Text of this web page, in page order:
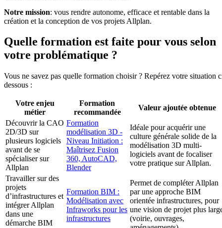
Notre mission: vous rendre autonome, efficace et rentable dans la
création et la conception de vos projets Allplan.
Quelle formation est faite pour vous selon
votre problématique ?
Vous ne savez pas quelle formation choisir ? Repérez votre situation
dessous :
Votre enjeu
métier
Formation
recommandée
Valeur ajoutée obtenue
Découvrir la CAO
2D/3D sur
plusieurs logiciels
avant de se
spécialiser sur
Allplan
Formation
modélisation 3D -
Niveau Initiation :
Maîtrisez Fusion
360, AutoCAD,
Blender
Idéale pour acquérir une
culture générale solide de la
modélisation 3D multi-
logiciels avant de focaliser
votre pratique sur Allplan.
Travailler sur des
projets
d’infrastructures et
intégrer Allplan
dans une
démarche BIM
Formation BIM :
Modélisation avec
Infraworks pour les
infrastructures
Permet de compléter Allplan
par une approche BIM
orientée infrastructures, pour
une vision de projet plus
(voirie, ouvrages,